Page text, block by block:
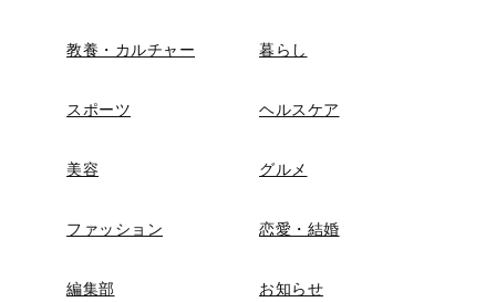
教養・カルチャー 暮らし
スポーツ ヘルスケア
美容 グルメ
ファッション 恋愛・結婚
編集部 お知らせ